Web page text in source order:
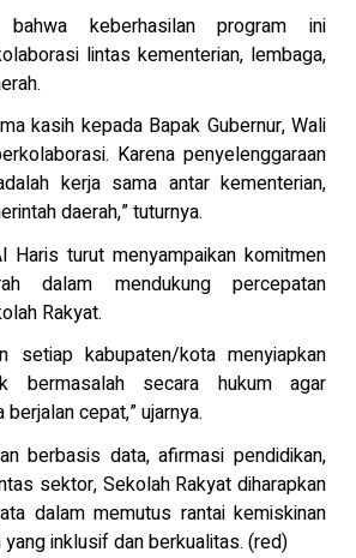
bahwa keberhasilan program ini
lintas kementerian, lembaga,
kasih kepada Bapak Gubernur, Wali
Karena penyelenggaraan
kerja sama antar kementerian,
daerah,” tuturnya.
Haris turut menyampaikan komitmen
dalam mendukung percepatan
Rakyat.
setiap kabupaten/kota menyiapkan
bermasalah secara hukum agar
cepat,” ujarnya.
berbasis data, afirmasi pendidikan,
sektor, Sekolah Rakyat diharapkan
dalam memutus rantai kemiskinan
inklusif dan berkualitas. (red)